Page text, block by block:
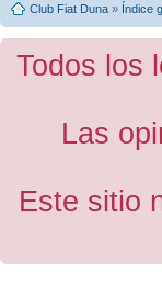
Club Fiat Duna » Índice
Todos los
Las
Este sitio